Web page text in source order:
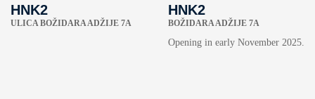
HNK2
ULICA BOŽIDARA ADŽIJE 7A
HNK2
BOŽIDARA ADŽIJE 7A
Opening in early November 2025.